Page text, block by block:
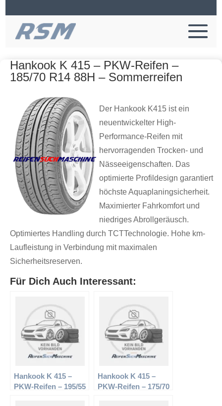
Hankook K 415 – PKW-Reifen –
185/70 R14 88H – Sommerreifen
Der Hankook K415 ist ein
neuentwickelter High-
Performance-Reifen mit
hervorragenden Trocken- und
Nässeeigenschaften. Das
optimierte Profildesign garantiert
höchste Aquaplaningsicherheit.
Maximierter Fahrkomfort und
niedriges Abrollgeräusch.
Optimiertes Handling durch TCTTechnologie. Hohe km-
Laufleistung in Verbindung mit maximalen
Sicherheitsreserven.
Für Dich Auch Interessant:
Hankook K 415 –
PKW-Reifen – 195/55
Hankook K 415 –
PKW-Reifen – 175/70